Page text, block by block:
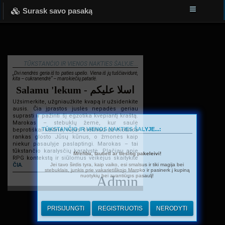
Surask savo pasaką
TŪKSTANČIO IR VIENOS NAKTIES ŠALYJE...
„Dvi nendrės geria iš to paties upelio. Viena iš jų tuščiavidurė,
kita – cukranendrė“ – marokiečių patarlė.
Salamu 'lekum - اسلا عليكم
Užsimerkite, užgniaužkite kvapą ir užsidenkite
ausis. Čia įprastos juslės nepadės geriau
suprasti ir pažinti šį egzotika kvepiantį kraštą.
Marokas – stebuklų žemė, kur saulė
beprotiškai kaitina, vėjas švelniau už motinos
rankas glosto Jūsų kūnus, o žmonės kaip
niekur pasaulyje paslaptingi. Marokas – tai
tūkstančio karalysčių karalystė. Plačiau apie
RPG kontekstą ir siūlomus veikėjus skaitykite
ČIA.
Admin
TŪKSTANČIO IR VIENOS NAKTIES ŠALYJE...:
Mrehba, tautieti ar tiesiog pakeleivi!
Jei tavo širdis tyra, kaip vaiko, esi smalsus ir tiki magija bei
stebuklais, junkis prie vakarietiškojo Maroko ir pasinerk į kupiną
nuotykių bei avantiūros pasaulį!
PRISIJUNGTI REGISTRUOTIS NERODYTI